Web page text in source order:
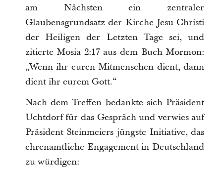
am Nächsten ein zentraler
Glaubensgrundsatz der Kirche Jesu Christi
der Heiligen der Letzten Tage sei, und
zitierte Mosia 2:17 aus dem Buch Mormon:
„Wenn ihr euren Mitmenschen dient, dann
dient ihr eurem Gott.“
Nach dem Treffen bedankte sich Präsident
Uchtdorf für das Gespräch und verwies auf
Präsident Steinmeiers jüngste Initiative, das
ehrenamtliche Engagement in Deutschland
zu würdigen: